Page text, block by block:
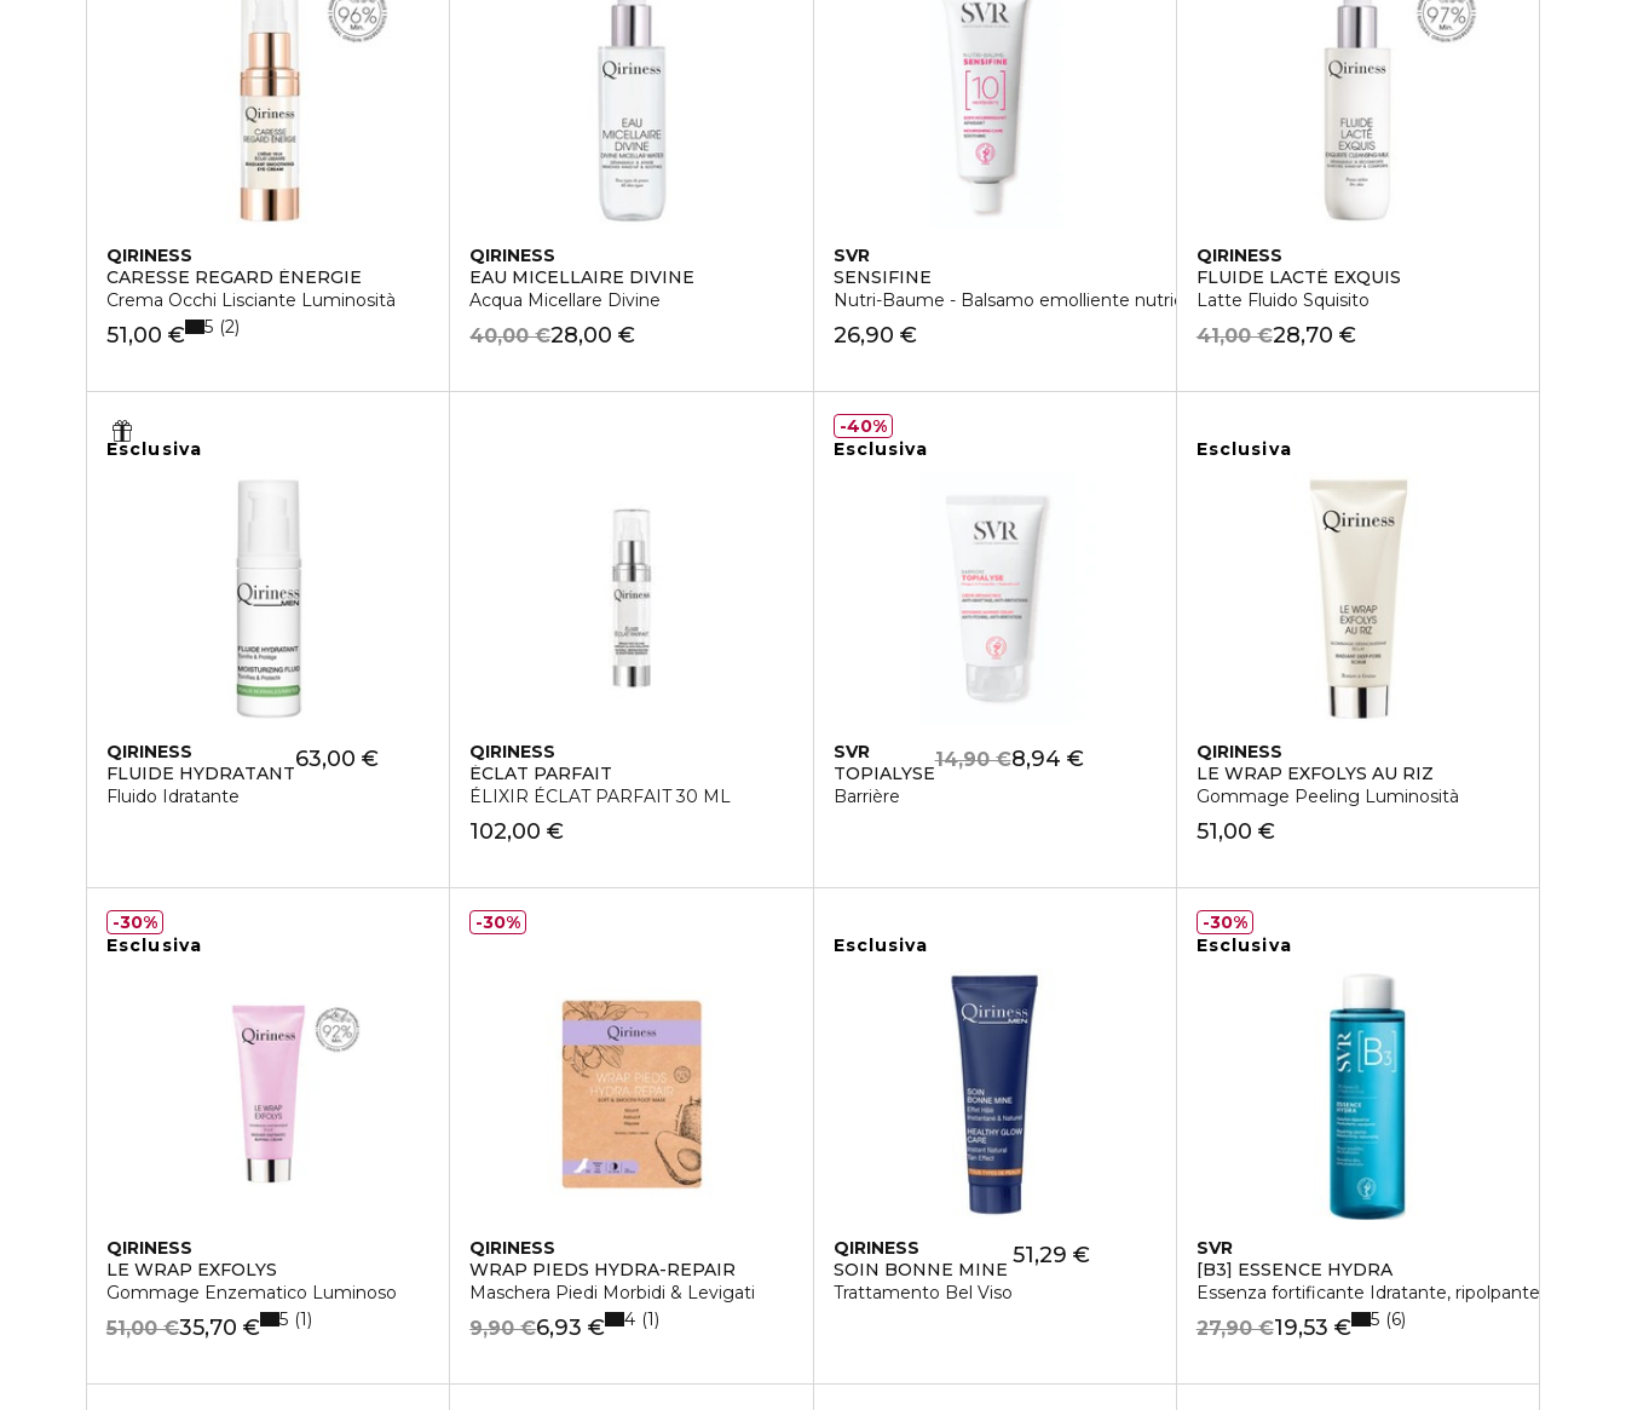
QIRINESS
CARESSE REGARD ÉNERGIE
Crema Occhi Lisciante Luminosità
51,00 € 5 2
QIRINESS
EAU MICELLAIRE DIVINE
Acqua Micellare Divine
28,00 €
40,00 €
SVR
SENSIFINE
Nutri-Baume - Balsamo emolliente nutriente
26,90 €
QIRINESS
FLUIDE LACTÉ EXQUIS
Latte Fluido Squisito
28,70 €
41,00 €
Esclusiva
QIRINESS
FLUIDE HYDRATANT
Fluido Idratante
63,00 €
QIRINESS
ÉCLAT PARFAIT
ÉLIXIR ÉCLAT PARFAIT 30 ML
102,00 €
Esclusiva
SVR
TOPIALYSE
Barrière
8,94 €
14,90 €
40%
Esclusiva
QIRINESS
LE WRAP EXFOLYS AU RIZ
Gommage Peeling Luminosità
51,00 €
Esclusiva
QIRINESS
LE WRAP EXFOLYS
Gommage Enzematico Luminoso
35,70 €
51,00 € 5 1
30%
QIRINESS
WRAP PIEDS HYDRA-REPAIR
Maschera Piedi Morbidi & Levigati
6,93 €
9,90 € 4 1
30%
Esclusiva
QIRINESS
SOIN BONNE MINE
Trattamento Bel Viso
51,29 €
Esclusiva
SVR
[B3] ESSENCE HYDRA
Essenza fortificante Idratante, ripolpante
19,53 €
27,90 € 5 6
30%